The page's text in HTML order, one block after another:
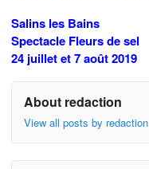
Salins les Bains
Spectacle Fleurs de sel
24 juillet et 7 août 2019
About redaction
View all posts by redaction